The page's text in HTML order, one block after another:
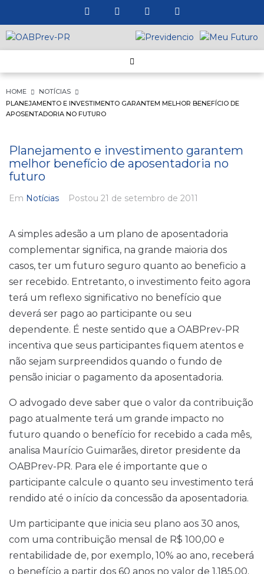
HOME
NOTÍCIAS
PLANEJAMENTO E INVESTIMENTO GARANTEM MELHOR BENEFÍCIO DE
APOSENTADORIA NO FUTURO
Planejamento e investimento garantem
melhor benefício de aposentadoria no
futuro
Em Notícias Postou 21 de setembro de 2011
A simples adesão a um plano de aposentadoria
complementar significa, na grande maioria dos
casos, ter um futuro seguro quanto ao beneficio a
ser recebido. Entretanto, o investimento feito agora
terá um reflexo significativo no benefício que
deverá ser pago ao participante ou seu
dependente. É neste sentido que a OABPrev-PR
incentiva que seus participantes fiquem atentos e
não sejam surpreendidos quando o fundo de
pensão iniciar o pagamento da aposentadoria.
O advogado deve saber que o valor da contribuição
pago atualmente terá um grande impacto no
futuro quando o benefício for recebido a cada mês,
analisa Maurício Guimarães, diretor presidente da
OABPrev-PR. Para ele é importante que o
participante calcule o quanto seu investimento terá
rendido até o início da concessão da aposentadoria.
Um participante que inicia seu plano aos 30 anos,
com uma contribuição mensal de R$ 100,00 e
rentabilidade de, por exemplo, 10% ao ano, receberá
o benefício a partir dos 60 anos no valor de 1.185,00.